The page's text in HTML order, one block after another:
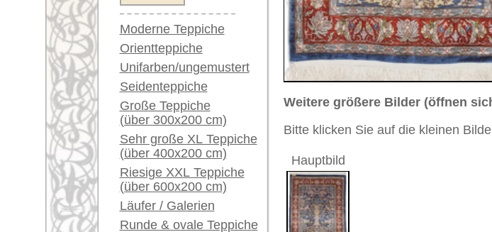
Blaue Teppiche
Graue Teppiche
Braune Teppiche
Blaue Teppiche
Grüne Teppiche
Rot/pink/flieder/lila
Beige/hell/cremefarben
Ein kleines Teppich-
Glossar...
Händler können ihre
großen Teppiche hier
verkaufen
Info Center
Häufige Fragen (FAQ)
AGB
Bestellvorgang
Lieferung und Zahlung
71271
Name/Provenienz: Hereke Seide
Ursprungsland:
Türkei
90 x 60 cm
Alter: neu
Flor:
Seide
Musterung:
floral und figural / durchgemustert
Grundfarbe:
Knoten pro qm:
950.000
Bemerkungen:
Vogelmotive, Lebensbaum
Dieser Teppich hat insgesamt ca. 513.000 Knoten.
Teppichknüpfer benötigten zur Fertigstellung dieses
ungefähr 684 Stunden oder 76 Werktage.
Preis (inkl. MwSt.): € 1.910